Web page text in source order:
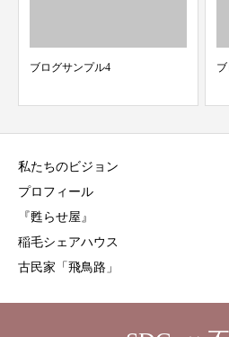
ブログサンプル4
私たちのビジョン
プロフィール
『甦らせ屋』
稲毛シェアハウス
古民家「飛鳥路」